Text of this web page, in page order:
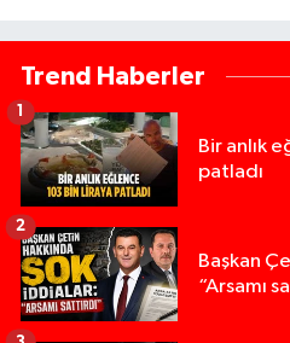
Trend Haberler
Bir anlık
patladı
Başkan
“Arsamı
2